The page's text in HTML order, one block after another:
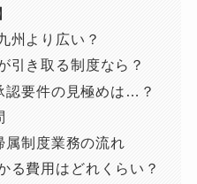
州より広い？
引き取る制度なら？
認要件の見極めは…？
属制度業務の流れ
る費用はどれくらい？